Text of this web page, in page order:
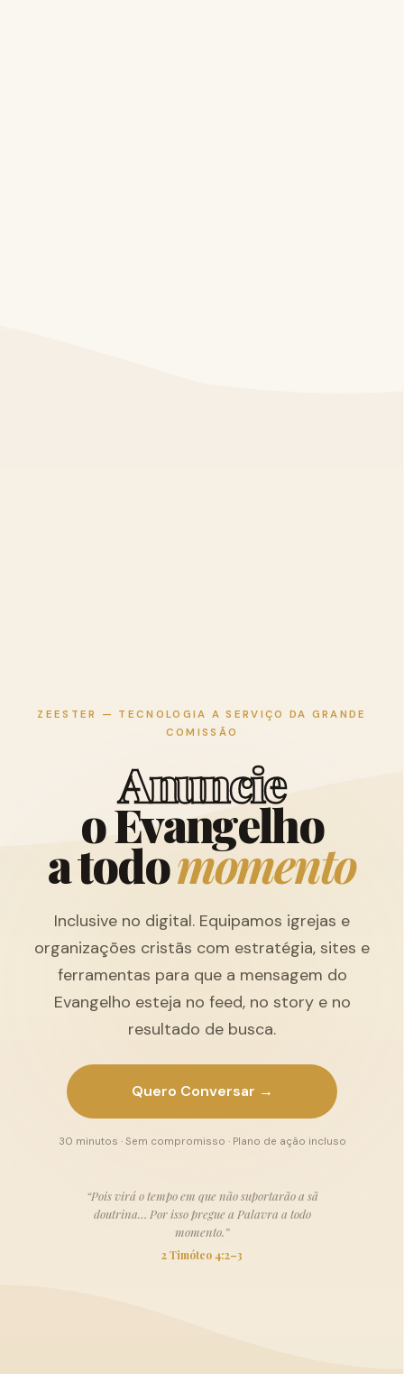
ZEESTER — TECNOLOGIA A SERVIÇO DA GRANDE
COMISSÃO
Anuncie
oEvangelho
atodomomento
Inclusive no digital. Equipamos igrejas e
organizações cristãs com estratégia, sites e
ferramentas para que a mensagem do
Evangelho esteja no feed, no story e no
resultado de busca.
Quero Conversar →
30 minutos · Sem compromisso · Plano de ação incluso
“Pois virá o tempo em que não suportarão a sã
doutrina… Por isso pregue a Palavra a todo
momento.”
2 Timóteo 4:2–3